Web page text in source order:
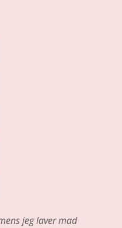
jeg laver mad